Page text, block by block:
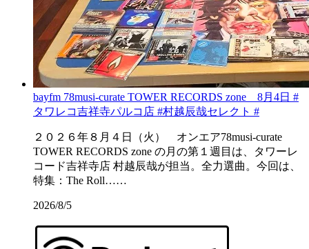
bayfm 78musi-curate TOWER RECORDS zone 8月4日 #
タワレコ吉祥寺パルコ店 #村越辰哉セレクト #
２０２６年８月４日（火） オンエア78musi-curate
TOWER RECORDS zone の月の第１週目は、タワーレ
コード吉祥寺店 村越辰哉が担当。全力選曲。今回は、
特集：The Roll……
2026/8/5